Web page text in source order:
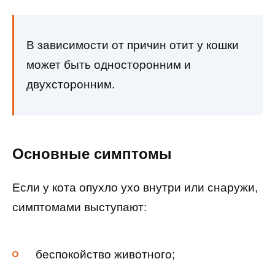
В зависимости от причин отит у кошки
может быть односторонним и
двухсторонним.
Основные симптомы
Если у кота опухло ухо внутри или снаружи,
симптомами выступают:
беспокойство животного;